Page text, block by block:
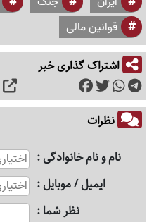
قوانین مالی
اشتراک گذاری خبر
نظرات
نام و نام خانوادگی
ایمیل / موبایل
نظر شما